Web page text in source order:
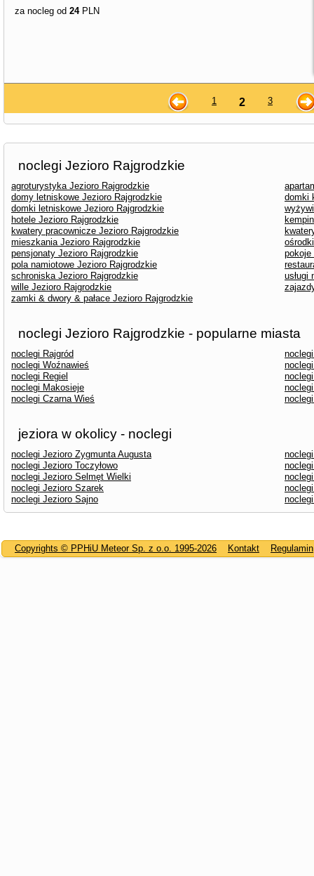
za nocleg od 24PLN
1 2 3
noclegi Jezioro Rajgrodzkie
agroturystyka Jezioro Rajgrodzkie
domy letniskowe Jezioro Rajgrodzkie
domki
domki letniskowe Jezioro Rajgrodzkie
hotele Jezioro Rajgrodzkie
kwatery pracownicze Jezioro Rajgrodzkie
mieszkania Jezioro Rajgrodzkie
pensjonaty Jezioro Rajgrodzkie
pokoje
pola namiotowe Jezioro Rajgrodzkie
schroniska Jezioro Rajgrodzkie
usługi
wille Jezioro Rajgrodzkie
zamki & dwory & pałace Jezioro Rajgrodzkie
noclegi Jezioro Rajgrodzkie - popularne miasta
noclegi Rajgród
noclegi Woźnawieś
noclegi Regiel
noclegi Makosieje
noclegi Czarna Wieś
jeziora w okolicy - noclegi
noclegi Jezioro Zygmunta Augusta
noclegi Jezioro Toczyłowo
noclegi Jezioro Selmęt Wielki
noclegi Jezioro Szarek
noclegi Jezioro Sajno
Copyrights © PPHiU Meteor Sp. z o.o. 1995-2026 Kontakt Regulamin